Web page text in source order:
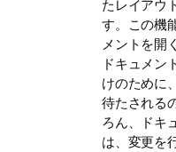
たレイアウ
す。この機
メントを開
ドキュメン
けのために
待たされる
ろん、ドキ
は、変更を